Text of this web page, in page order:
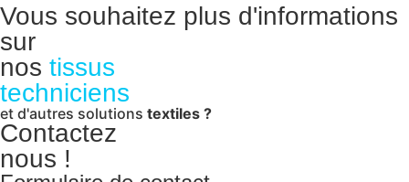
Vous souhaitez plus d'informations
sur
nos tissus
techniciens
et d'autres solutions textiles ?
Contactez
nous !